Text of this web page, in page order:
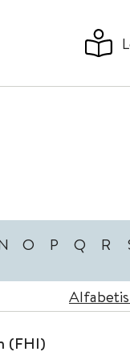
O P Q R
(FHI)